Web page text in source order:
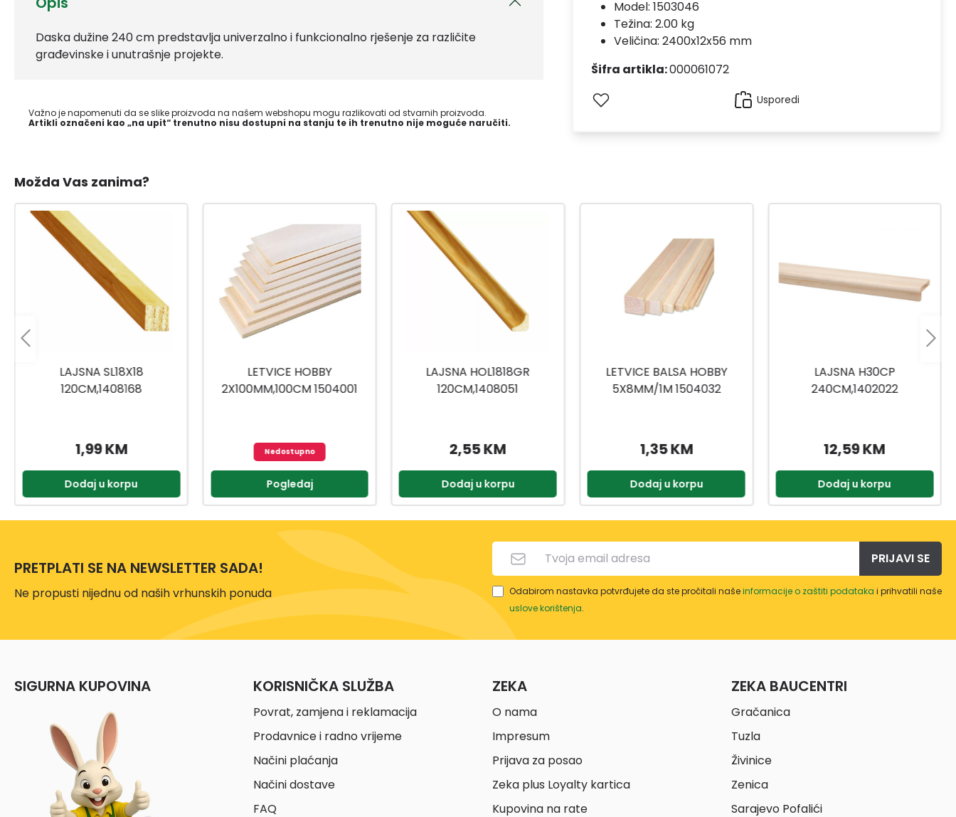
Daska dužine 240 cm predstavlja univerzalno i funkcionalno rješenje za različite
građevinske i unutrašnje projekte.
Važno je napomenuti da se slike proizvoda na našem webshopu mogu razlikovati od stvarnih proizvoda.
Artikli označeni kao „na upit“ trenutno nisu dostupni na stanju te ih trenutno nije moguće naručiti.
Model: 1503046
Težina: 2.00 kg
Veličina: 2400x12x56 mm
Šifra artikla:000061072
Usporedi
Možda Vas zanima?
LETVICE HOBBY
2X100MM,100CM 1504001
Nedostupno
Pogledaj
LAJSNA HOL1818GR
120CM,1408051
2,55 KM
Dodaj u korpu
LETVICE BALSA HOBBY
5X8MM/1M 1504032
1,35 KM
Dodaj u korpu
LAJSNA H30CP
240CM,1402022
12,59 KM
Dodaj u korpu
DASKA SL28X28VTA
240CM,1503101
8,95 KM
Dodaj u korpu
PRETPLATI SE NA NEWSLETTER SADA!
Ne propusti nijednu od naših vrhunskih ponuda
PRIJAVI SE
Odabirom nastavka potvrđujete da ste pročitali našeinformacije o zaštiti podataka i prihvatili naše
uslove korištenja.
SIGURNA KUPOVINA KORISNIČKA SLUŽBA
Povrat, zamjena i reklamacija
Prodavnice i radno vrijeme
Načini plaćanja
Načini dostave
FAQ
ZEKA
O nama
Impresum
Prijava za posao
Zeka plus Loyalty kartica
Kupovina na rate
ZEKA BAUCENTRI
Gračanica
Tuzla
Živinice
Zenica
Sarajevo Pofalići